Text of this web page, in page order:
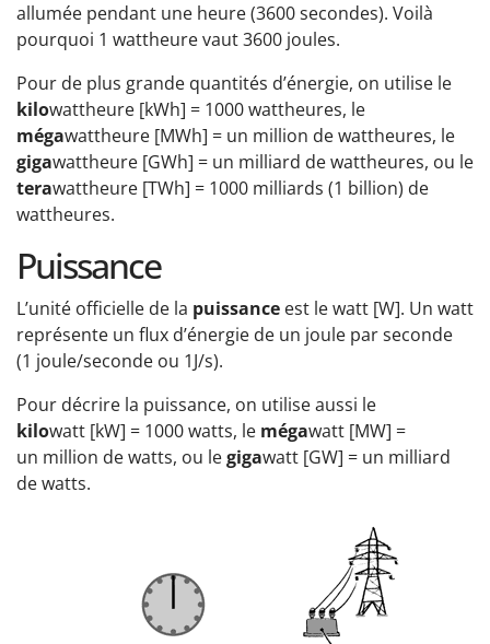
allumée pendant une heure (3600 secondes). Voilà
pourquoi 1 wattheure vaut 3600 joules.
Pour de plus grande quantités d’énergie, on utilise le
kilowattheure [kWh] = 1000 wattheures, le
mégawattheure [MWh] = un million de wattheures, le
gigawattheure [GWh] = un milliard de wattheures, ou le
terawattheure [TWh] = 1000 milliards (1 billion) de
wattheures.
Puissance
L’unité officielle de la puissance est le watt [W]. Un watt
représente un flux d’énergie de un joule par seconde
(1 joule/seconde ou 1J/s).
Pour décrire la puissance, on utilise aussi le
kilowatt [kW] = 1000 watts, le mégawatt [MW] =
un million de watts, ou legigawatt [GW] = un milliard
de watts.